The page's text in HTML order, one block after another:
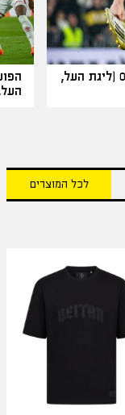
בית"ר ירושלים – מכבי תל אביב 0:0 (ליגת העל,
העל,
לכל המוצרים